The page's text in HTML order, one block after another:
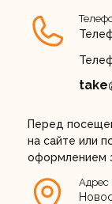
Перед
на сайте или
оформлением
Адрес